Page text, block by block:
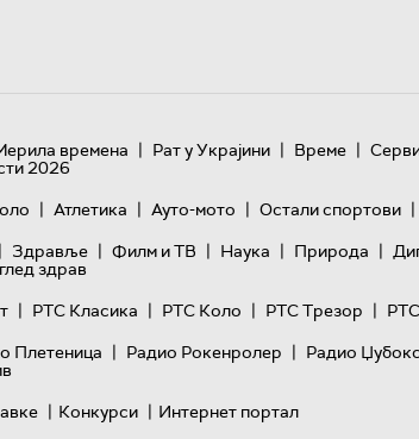
времена | Рат у Украјини | Време |
2026
| Атлетика | Ауто-мото | Остали спортови |
| Здравље | Филм и ТВ | Наука | Природа |
здрав
| РТС Класика | РТС Коло | РТС Трезор |
Плетеница | Радио Рокенролер | Радио Џубокс
| Конкурси | Интернет портал